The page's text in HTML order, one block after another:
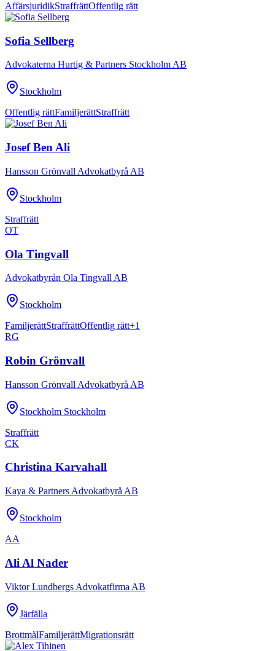
AffärsjuridikStraffrättOffentlig rätt
Sofia Sellberg
Advokaterna Hurtig & Partners Stockholm AB
Stockholm
Offentlig rättFamiljerättStraffrätt
Josef Ben Ali
Hansson Grönvall Advokatbyrå AB
Stockholm
Straffrätt
OT
Ola Tingvall
Advokatbyrån Ola Tingvall AB
Stockholm
FamiljerättStraffrättOffentlig rätt+1
RG
Robin Grönvall
Hansson Grönvall Advokatbyrå AB
Stockholm Stockholm
Straffrätt
CK
Christina Karvahall
Kaya & Partners Advokatbyrå AB
Stockholm
AA
Ali Al Nader
Viktor Lundbergs Advokatfirma AB
Järfälla
BrottmålFamiljerättMigrationsrätt